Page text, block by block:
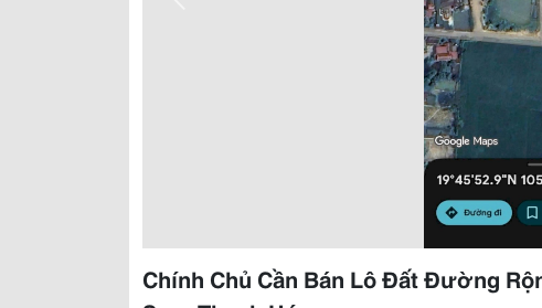
Chính Chủ Cần Bán Lô Đất Đường